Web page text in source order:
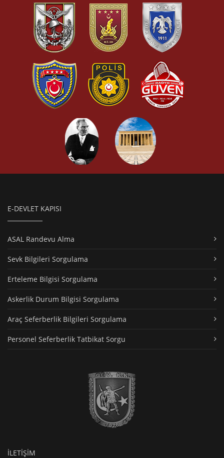
E-DEVLET KAPISI
ASAL Randevu Alma
Sevk Bilgileri Sorgulama
Erteleme Bilgisi Sorgulama
Askerlik Durum Bilgisi Sorgulama
Araç Seferberlik Bilgileri Sorgulama
Personel Seferberlik Tatbikat Sorgu
İLETİŞİM